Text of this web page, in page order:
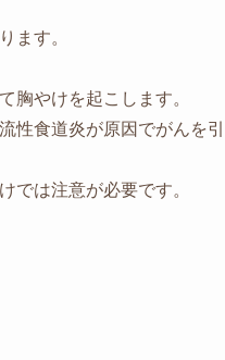
ます。
胸やけを起こします。
食道炎が原因でがんを引
では注意が必要です。